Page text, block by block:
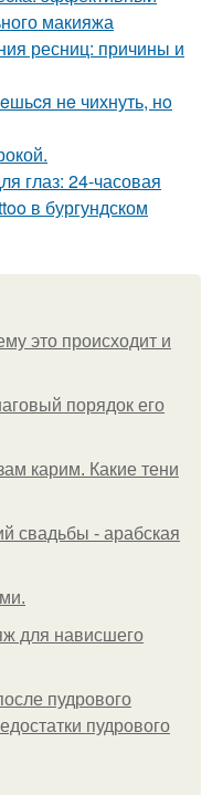
макияжа
ресниц: причины и
нe чихнуть, нo
глаз: 24-часовая
в бургундском
это происходит и
порядок его
карим. Какие тени
свадьбы - арабская
для нависшего
пудрового
пудрового